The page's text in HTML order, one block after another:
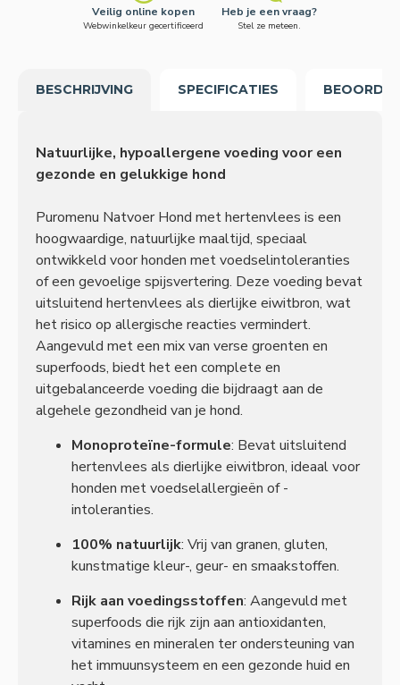
Veilig online kopen
Webwinkelkeur gecertificeerd
Heb je een vraag?
Stel ze meteen.
BESCHRIJVING SPECIFICATIES
Natuurlijke, hypoallergene voeding voor een
gezonde en gelukkige hond
Puromenu Natvoer Hond met hertenvlees is een
hoogwaardige, natuurlijke maaltijd, speciaal
ontwikkeld voor honden met voedselintoleranties
of een gevoelige spijsvertering. Deze voeding bevat
uitsluitend hertenvlees als dierlijke eiwitbron, wat
het risico op allergische reacties vermindert.
Aangevuld met een mix van verse groenten en
superfoods, biedt het een complete en
uitgebalanceerde voeding die bijdraagt aan de
algehele gezondheid van je hond.
Monoproteïne-formule: Bevat uitsluitend
hertenvlees als dierlijke eiwitbron, ideaal voor
honden met voedselallergieën of -
intoleranties.
100% natuurlijk: Vrij van granen, gluten,
kunstmatige kleur-, geur- en smaakstoffen.
Rijk aan voedingsstoffen: Aangevuld met
superfoods die rijk zijn aan antioxidanten,
vitamines en mineralen ter ondersteuning van
het immuunsysteem en een gezonde huid en